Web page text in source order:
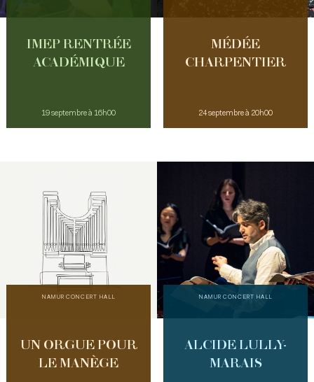
IMEP RENTRÉE
ACADÉMIQUE
19 septembre à 16h00
MÉDÉE
CHARPENTIER
24 septembre à 20h00
NAMUR CONCERT HALL
UN ORGUE POUR
LE MANÈGE
NAMUR CONCERT HALL
ALCIDE LULLY-
MARAIS